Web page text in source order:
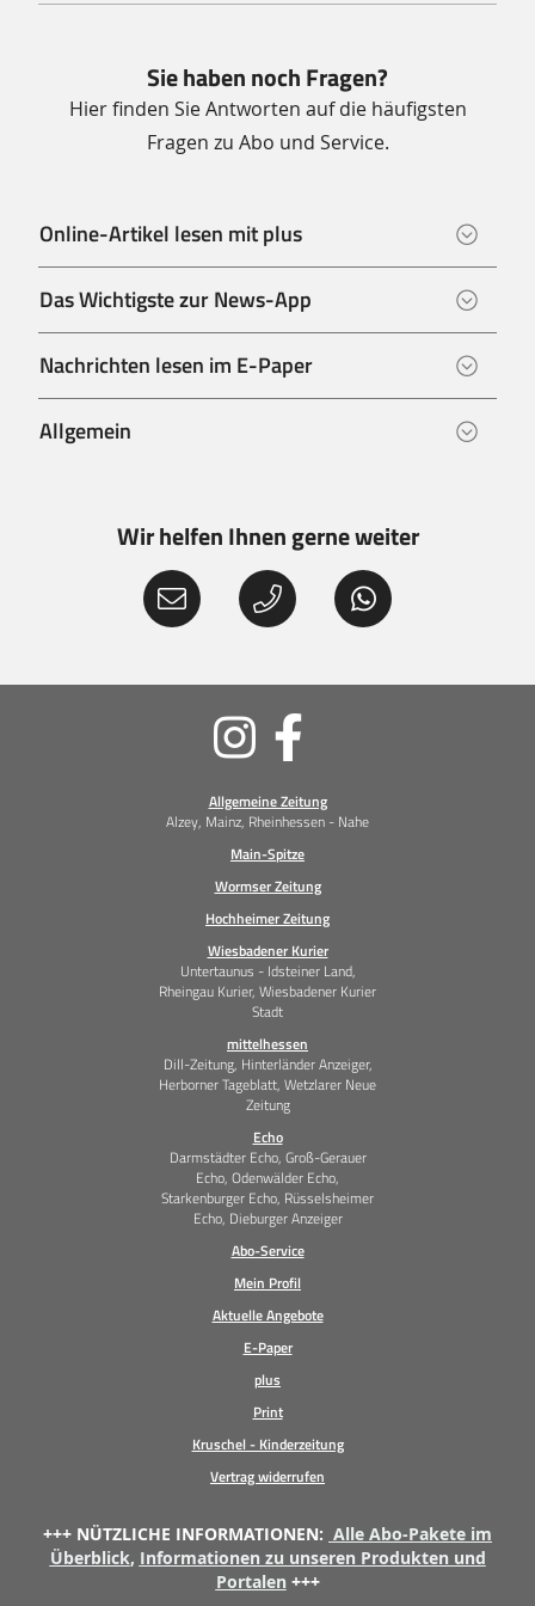
Sie haben noch Fragen?
Hier finden Sie Antworten auf die häufigsten
Fragen zu Abo und Service.
Online-Artikel lesen mit plus
Das Wichtigste zur News-App
Nachrichten lesen im E-Paper
Allgemein
Wir helfen Ihnen gerne weiter
Allgemeine Zeitung
Alzey, Mainz, Rheinhessen - Nahe
Main-Spitze
Wormser Zeitung
Hochheimer Zeitung
Wiesbadener Kurier
Untertaunus - Idsteiner Land,
Rheingau Kurier, Wiesbadener Kurier
Stadt
mittelhessen
Dill-Zeitung, Hinterländer Anzeiger,
Herborner Tageblatt, Wetzlarer Neue
Zeitung
Echo
Darmstädter Echo, Groß-Gerauer
Echo, Odenwälder Echo,
Starkenburger Echo, Rüsselsheimer
Echo, Dieburger Anzeiger
Abo-Service
Mein Profil
Aktuelle Angebote
E-Paper
plus
Print
Kruschel - Kinderzeitung
Vertrag widerrufen
Soziale
Medien
+++ NÜTZLICHE INFORMATIONEN: Alle Abo-Pakete im
Überblick, Informationen zu unseren Produkten und
Portalen +++